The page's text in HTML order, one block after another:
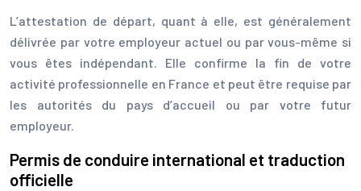
L’attestation de départ, quant à elle, est généralement
délivrée par votre employeur actuel ou par vous-même si
vous êtes indépendant. Elle confirme la fin de votre
activité professionnelle en France et peut être requise par
les autorités du pays d’accueil ou par votre futur
employeur.
Permis de conduire international et traduction
officielle